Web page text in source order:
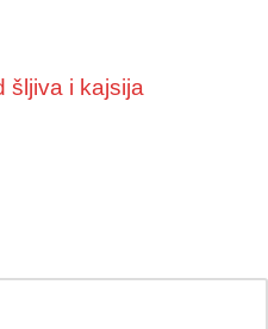
šljiva i kajsija